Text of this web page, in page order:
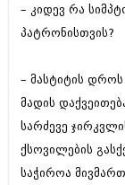
აგვისტო
ივნისი
მაისი
აპრილი
მარტი
იანვარი
აგვისტო 2020
ივლისი 2020
არქივის ზომის
– კიდევ რა
პატრონისთვის?
– მასტიტის
მადის
სარძევე
ქსოვილების
საჭიროა